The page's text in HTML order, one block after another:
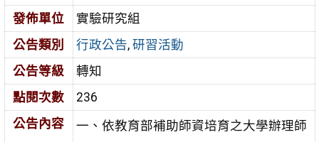
發佈單位
實驗研究組
公告類別
行政公告, 研習活動
公告等級
轉知
點閱次數
236
公告內容
一、依教育部補助師資培育之大學辦理師